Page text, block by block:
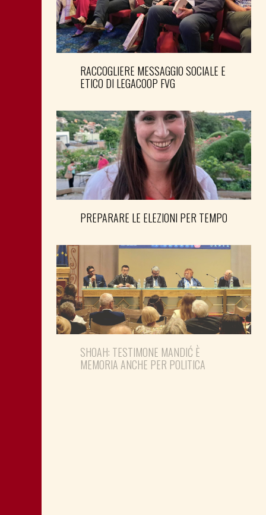
RACCOGLIERE MESSAGGIO SOCIALE E
ETICO DI LEGACOOP FVG
PREPARARE LE ELEZIONI PER TEMPO
SHOAH: TESTIMONE MANDIĆ È
MEMORIA ANCHE PER POLITICA